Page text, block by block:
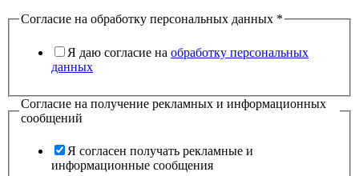
Согласие на обработку персональных данных *
Я даю согласие на обработку персональных
данных
Согласие на получение рекламных и информационных
сообщений
Я согласен получать рекламные и
информационные сообщения